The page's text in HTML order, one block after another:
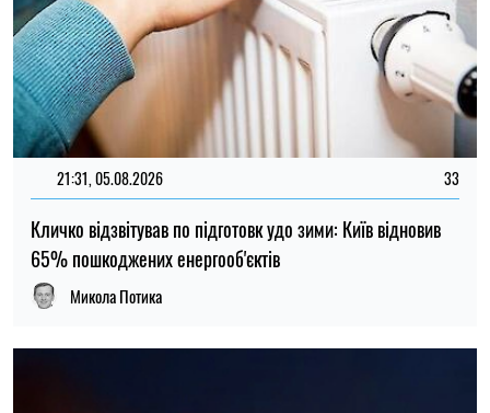
14:59, 04.08.2026 1242
Сили оборони України завдали удару по об’єктах ФСБ,